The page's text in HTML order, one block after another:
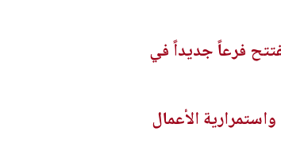
فرعاً جديداً في
الأعمال